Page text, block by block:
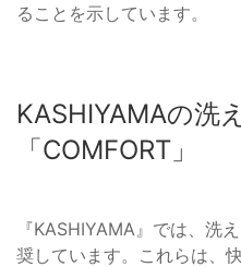
ることを示しています。
KASHIYAMAの洗
「COMFORT」
『KASHIYAMA』では、洗
奨しています。これらは、